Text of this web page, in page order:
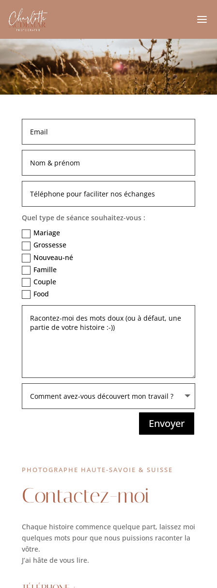
Quel type de séance souhaitez-vous :
Mariage
Grossesse
Nouveau-né
Famille
Couple
Food
Envoyer
PHOTOGRAPHE HAUTE-SAVOIE & SUISSE
Contactez-moi
Chaque histoire commence quelque part, laissez moi
quelques mots pour que nous puissions raconter la
vôtre.
J’ai hâte de vous lire.